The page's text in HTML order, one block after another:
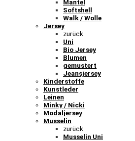
Mantel
Softshell
Walk / Wolle
Jersey
zurück
Uni
Bio Jersey
Blumen
gemustert
Jeansjersey
Kinderstoffe
Kunstleder
Leinen
Minky / Nicki
Modaljersey
Musselin
zurück
Musselin Uni